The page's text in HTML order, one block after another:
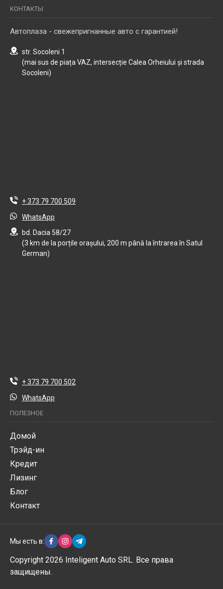
КОНТАКТЫ
Автоплаза - свежепригнанные авто с гарантией!
str. Socoleni 1
(mai sus de piața VAZ, intersecție Calea Orheiului și strada
Socoleni)
+ 373 79 700 509
WhatsApp
bd. Dacia 58/27
(3 km de la porțile orașului, 200 m până la întrarea în Satul
German)
+ 373 79 700 502
WhatsApp
ПОЛЕЗНОЕ
Домой
Трэйд-ин
Кредит
Лизинг
Блог
Контакт
Мы есть в:
Copyright 2026 Inteligent Auto SRL. Все права
защищены.